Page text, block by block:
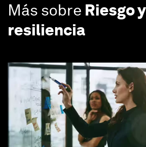
Más sobre Riesgo y
resiliencia